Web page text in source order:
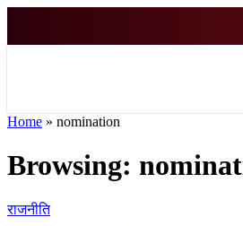
Home » nomination
Browsing:
राजनीति